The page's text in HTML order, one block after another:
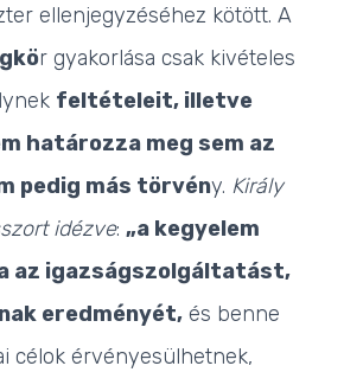
ellenjegyzéséhez kötött. A
r gyakorlása csak kivételes
feltételeit, illetve
határozza meg sem az
pedig más törvény. Király
idézve: „a kegyelem
az igazságszolgáltatást,
eredményét, és benne
célok érvényesülhetnek,